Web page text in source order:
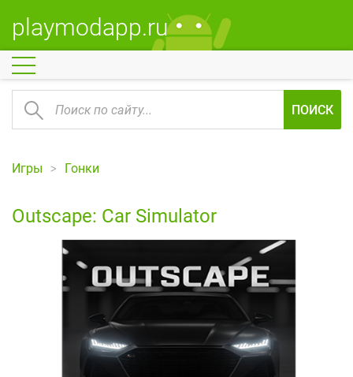
playmodapp.ru
ПОИСК
Игры Гонки
Outscape: Car Simulator